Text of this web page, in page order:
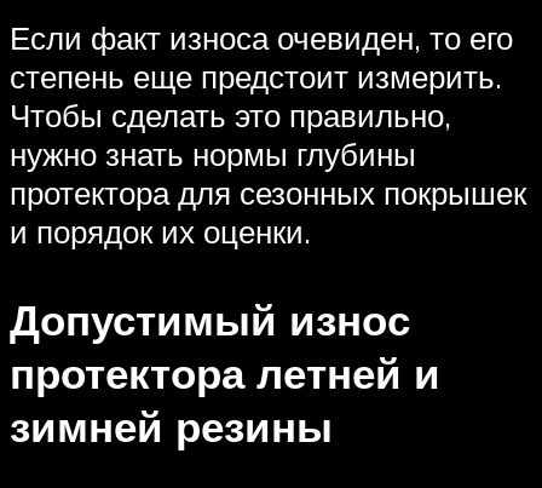
Если факт износа очевиден, то его
степень еще предстоит измерить.
Чтобы сделать это правильно,
нужно знать нормы глубины
протектора для сезонных покрышек
и порядок их оценки.
Допустимый износ
протектора летней и
зимней резины